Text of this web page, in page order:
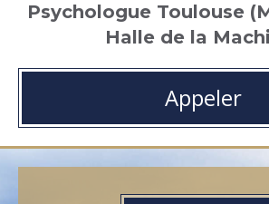
Psychologue Toulouse
Halle de la
Appeler